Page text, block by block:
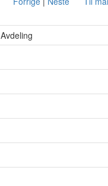
Avdeling